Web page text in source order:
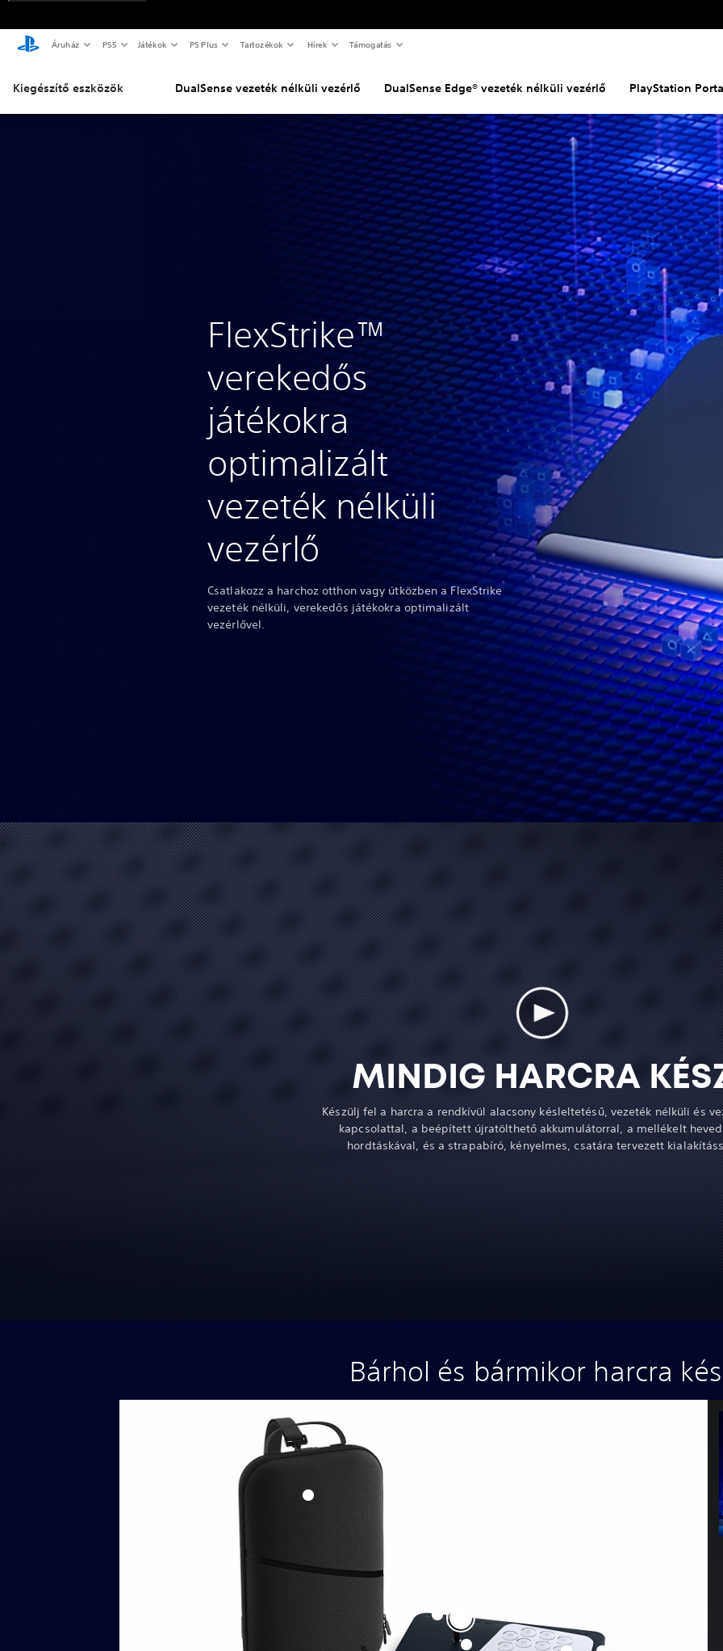
Áruház PS5 Játékok PS Plus Tartozékok Hírek Támogatás
Kiegészítő eszközök DualSense vezeték nélküli vezérlő DualSense Edge® vezeték nélküli vezérlő PlayStation
FlexStrike™
verekedős
játékokra
optimalizált
vezeték nélküli
vezérlő
Csatlakozz a harchoz otthon vagy útközben a FlexStrike
vezeték nélküli, verekedős játékokra optimalizált
vezérlővel.
MINDIG HARCRA
Készülj fel a harcra a rendkívül alacsony késleltetésű, vezeték nélküli és
kapcsolattal, a beépített újratölthető akkumulátorral, a mellékelt
hordtáskával, és a strapabíró, kényelmes, csatára tervezett
Bárhol és bármikor harcra